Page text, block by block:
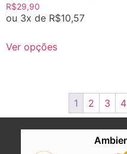
R$29,90
ou 3x de R$10,57
Ver opções
1 2 3 4